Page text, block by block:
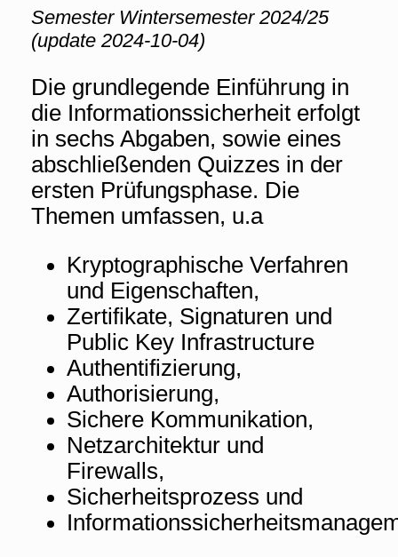
Semester Wintersemester 2024/25
(update 2024-10-04)
Die grundlegende Einführung in
die Informationssicherheit erfolgt
in sechs Abgaben, sowie eines
abschließenden Quizzes in der
ersten Prüfungsphase. Die
Themen umfassen, u.a
Kryptographische Verfahren
und Eigenschaften,
Zertifikate, Signaturen und
Public Key Infrastructure
Authentifizierung,
Authorisierung,
Sichere Kommunikation,
Netzarchitektur und
Firewalls,
Sicherheitsprozess und